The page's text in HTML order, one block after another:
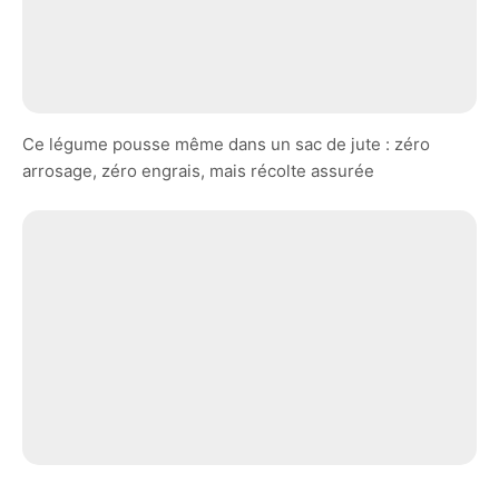
Ce légume pousse même dans un sac de jute : zéro
arrosage, zéro engrais, mais récolte assurée